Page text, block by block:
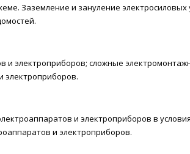
Заземление и зануление
электроприборов; сложные
электроприборов.
и электроприборов в
и электроприборов.